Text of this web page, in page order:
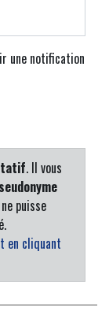
une notification
. Il vous
puisse
en cliquant